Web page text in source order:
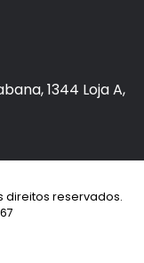
1344 Loja A,
direitos reservados.